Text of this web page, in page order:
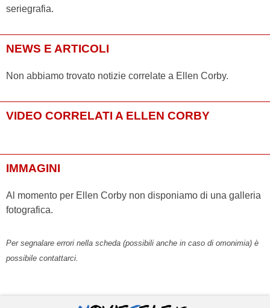
seriegrafia.
NEWS E ARTICOLI
Non abbiamo trovato notizie correlate a Ellen Corby.
VIDEO CORRELATI A ELLEN CORBY
IMMAGINI
Al momento per Ellen Corby non disponiamo di una galleria
fotografica.
Per segnalare errori nella scheda (possibili anche in caso di omonimia) è
possibile contattarci.